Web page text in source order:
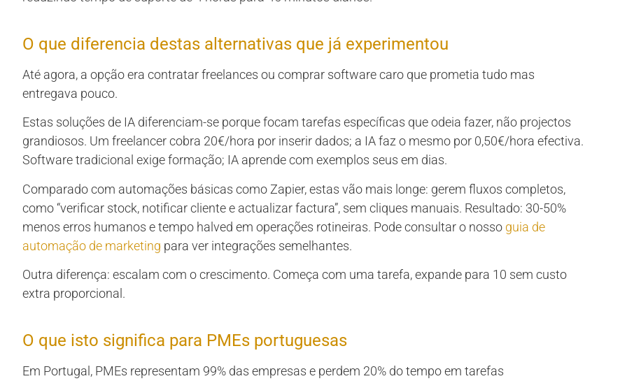
O que diferencia destas alternativas que já experimentou
Até agora, a opção era contratar freelances ou comprar software caro que prometia tudo mas
entregava pouco.
Estas soluções de IA diferenciam-se porque focam tarefas específicas que odeia fazer, não projectos
grandiosos. Um freelancer cobra 20€/hora por inserir dados; a IA faz o mesmo por 0,50€/hora efectiva.
Software tradicional exige formação; IA aprende com exemplos seus em dias.
Comparado com automações básicas como Zapier, estas vão mais longe: gerem fluxos completos,
como “verificar stock, notificar cliente e actualizar factura”, sem cliques manuais. Resultado: 30-50%
menos erros humanos e tempo halved em operações rotineiras. Pode consultar o nosso guia de
automação de marketing para ver integrações semelhantes.
Outra diferença: escalam com o crescimento. Começa com uma tarefa, expande para 10 sem custo
extra proporcional.
O que isto significa para PMEs portuguesas
Em Portugal, PMEs representam 99% das empresas e perdem 20% do tempo em tarefas